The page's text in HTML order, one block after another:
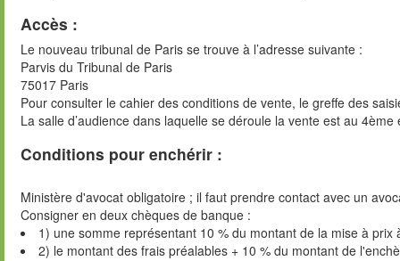
Accès :
Le nouveau tribunal de Paris se trouve à l’adresse suivante :
Parvis du Tribunal de Paris
75017 Paris
Pour consulter le cahier des conditions de vente, le greffe des
La salle d’audience dans laquelle se déroule la vente est au 4ème
Conditions pour enchérir :
Ministère d'avocat obligatoire ; il faut prendre contact avec un
Consigner en deux chèques de banque :
1) une somme représentant 10 % du montant de la mise à
2) le montant des frais préalables + 10 % du montant de